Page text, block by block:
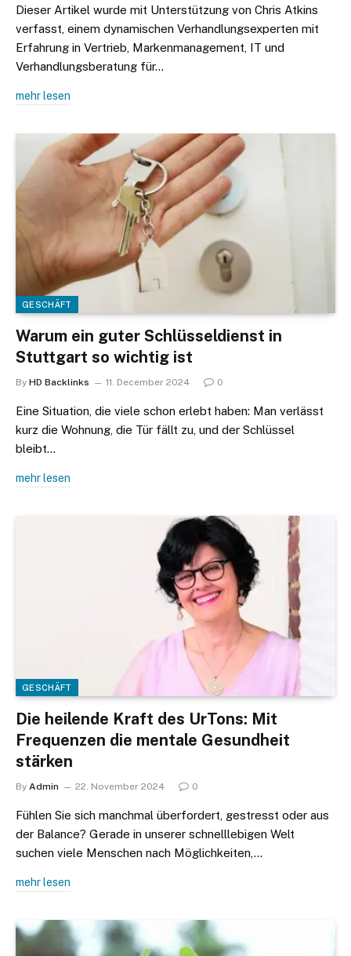
Dieser Artikel wurde mit Unterstützung von Chris Atkins
verfasst, einem dynamischen Verhandlungsexperten mit
Erfahrung in Vertrieb, Markenmanagement, IT und
Verhandlungsberatung für…
mehr lesen
GESCHÄFT
Warum ein guter Schlüsseldienst in
Stuttgart so wichtig ist
By HD Backlinks 11. December 2024 0
Eine Situation, die viele schon erlebt haben: Man verlässt
kurz die Wohnung, die Tür fällt zu, und der Schlüssel
bleibt…
mehr lesen
GESCHÄFT
Die heilende Kraft des UrTons: Mit
Frequenzen die mentale Gesundheit
stärken
By Admin 22. November 2024 0
Fühlen Sie sich manchmal überfordert, gestresst oder aus
der Balance? Gerade in unserer schnelllebigen Welt
suchen viele Menschen nach Möglichkeiten,…
mehr lesen